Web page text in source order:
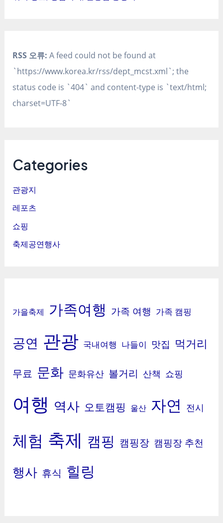
RSS 오류: A feed could not be found at
`https://www.korea.kr/rss/dept_mcst.xml`; the
status code is `404` and content-type is `text/html;
charset=UTF-8`
Categories
관광지
레포츠
쇼핑
축제공연행사
가을축제 가족여행 가족 여행 가족 캠핑
공연 관광 국내여행 나들이 맛집 먹거리
무료 문화 문화유산 볼거리 산책 쇼핑
여행 역사 오토캠핑 울산 자연 전시
체험 축제 캠핑 캠핑장 캠핑장 추천
행사 휴식 힐링